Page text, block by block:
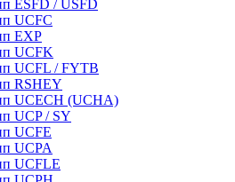
ESFD / USFD
UCFC
EXP
UCFK
UCFL / FYTB
RSHEY
UCECH (UCHA)
UCP / SY
UCFE
UCPA
UCFLE